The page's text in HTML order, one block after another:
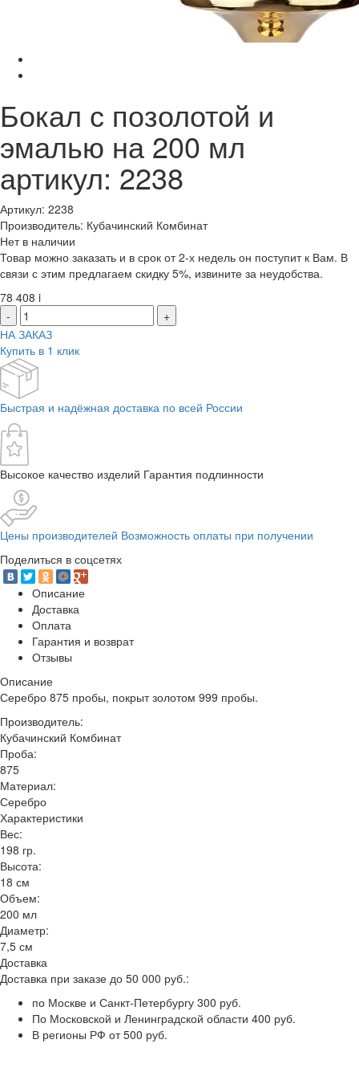
Бокал с позолотой и
эмалью на 200 мл
артикул: 2238
Артикул: 2238
Производитель: Кубачинский Комбинат
Нет в наличии
Товар можно заказать и в срок от 2-х недель он поступит к Вам. В
связи с этим предлагаем скидку 5%, извините за неудобства.
78 408 i
-
+
НА ЗАКАЗ
Купить в 1 клик
Быстрая и надёжная доставка по всей России
Высокое качество изделий Гарантия подлинности
Цены производителей Возможность оплаты при получении
Поделиться в соцсетях
Описание
Доставка
Оплата
Гарантия и возврат
Отзывы
Описание
Серебро 875 пробы, покрыт золотом 999 пробы.
Производитель:
Кубачинский Комбинат
Проба:
875
Материал:
Серебро
Характеристики
Вес:
198 гр.
Высота:
18 см
Объем:
200 мл
Диаметр:
7,5 см
Доставка
Доставка при заказе до 50 000 руб.:
по Москве и Санкт-Петербургу 300 руб.
По Московской и Ленинградской области 400 руб.
В регионы РФ от 500 руб.